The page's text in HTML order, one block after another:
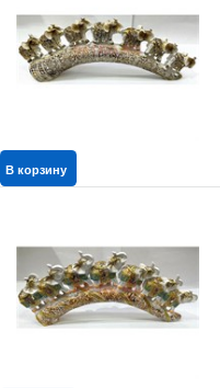
В корзину